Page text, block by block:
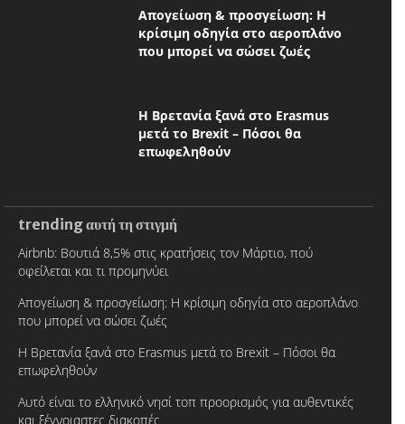
Απογείωση & προσγείωση: Η
κρίσιμη οδηγία στο αεροπλάνο
που μπορεί να σώσει ζωές
Η Βρετανία ξανά στο Erasmus
μετά το Brexit – Πόσοι θα
επωφεληθούν
trending αυτή τη στιγμή
Airbnb: Βουτιά 8,5% στις κρατήσεις τον Μάρτιο, πού
οφείλεται και τι προμηνύει
Απογείωση & προσγείωση: Η κρίσιμη οδηγία στο αεροπλάνο
που μπορεί να σώσει ζωές
Η Βρετανία ξανά στο Erasmus μετά το Brexit – Πόσοι θα
επωφεληθούν
Αυτό είναι το ελληνικό νησί τοπ προορισμός για αυθεντικές
και ξέγνοιαστες διακοπές